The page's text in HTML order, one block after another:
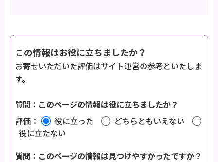
この情報はお役に立ちましたか？
お寄せいただいた評価はサイト運営の参考といたしま
す。
質問：このページの情報は役に立ちましたか？
評価：
役に立った
どちらともいえない
役に立たない
質問：このページの情報は見つけやすかったですか？